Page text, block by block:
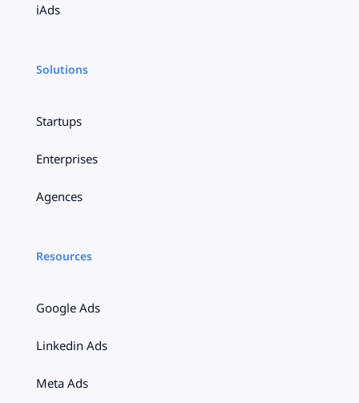
iAds
Solutions
Startups
Enterprises
Agences
Resources
Google Ads
Linkedin Ads
Meta Ads